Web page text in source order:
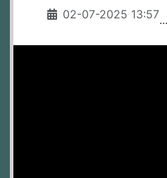
02-07-2025 13:57